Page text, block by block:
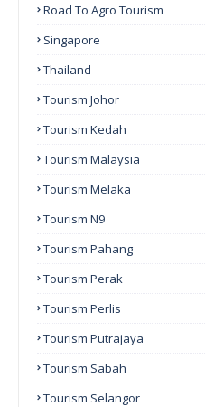
Road To Agro Tourism
Singapore
Thailand
Tourism Johor
Tourism Kedah
Tourism Malaysia
Tourism Melaka
Tourism N9
Tourism Pahang
Tourism Perak
Tourism Perlis
Tourism Putrajaya
Tourism Sabah
Tourism Selangor